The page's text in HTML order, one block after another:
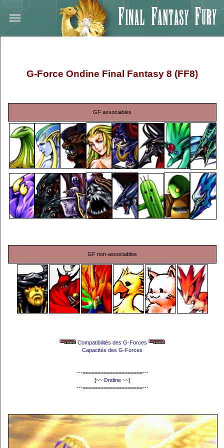
G-Force Ondine Final Fantasy 8 (FF8)
GF associables
GF non-associables
Compatibilités des G-Forces
Capacités des G-Forces
---====================---
[~~ Ondine ~~]
---====================---